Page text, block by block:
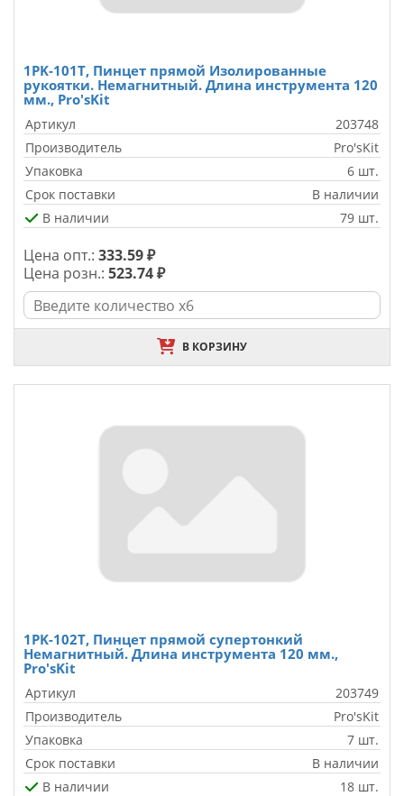
1PK-101T, Пинцет прямой Изолированные
рукоятки. Немагнитный. Длина инструмента 120
мм., Pro'sKit
Артикул
203748
Производитель
Pro'sKit
Упаковка
6 шт.
Срок поставки
В наличии
В наличии
79 шт.
Цена опт.: 333.59 ₽
Цена розн.: 523.74 ₽
В КОРЗИНУ
1PK-102T, Пинцет прямой супертонкий
Немагнитный. Длина инструмента 120 мм.,
Pro'sKit
Артикул
203749
Производитель
Pro'sKit
Упаковка
7 шт.
Срок поставки
В наличии
В наличии
18 шт.